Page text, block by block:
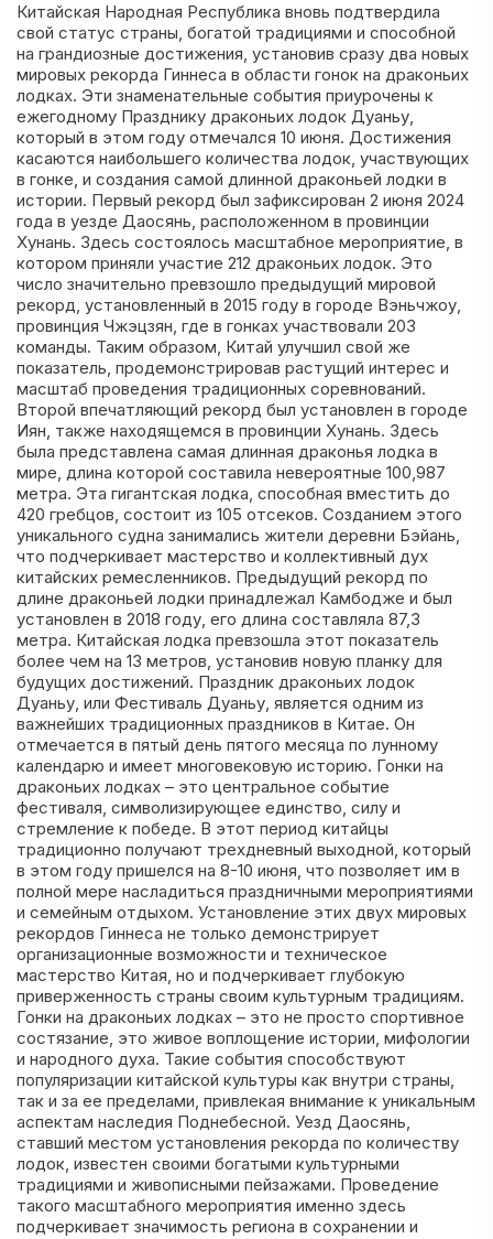
Китайская Народная Республика вновь подтвердила
свой статус страны, богатой традициями и способной
на грандиозные достижения, установив сразу два новых
мировых рекорда Гиннеса в области гонок на драконьих
лодках. Эти знаменательные события приурочены к
ежегодному Празднику драконьих лодок Дуаньу,
который в этом году отмечался 10 июня. Достижения
касаются наибольшего количества лодок, участвующих
в гонке, и создания самой длинной драконьей лодки в
истории. Первый рекорд был зафиксирован 2 июня 2024
года в уезде Даосянь, расположенном в провинции
Хунань. Здесь состоялось масштабное мероприятие, в
котором приняли участие 212 драконьих лодок. Это
число значительно превзошло предыдущий мировой
рекорд, установленный в 2015 году в городе Вэньчжоу,
провинция Чжэцзян, где в гонках участвовали 203
команды. Таким образом, Китай улучшил свой же
показатель, продемонстрировав растущий интерес и
масштаб проведения традиционных соревнований.
Второй впечатляющий рекорд был установлен в городе
Иян, также находящемся в провинции Хунань. Здесь
была представлена самая длинная драконья лодка в
мире, длина которой составила невероятные 100,987
метра. Эта гигантская лодка, способная вместить до
420 гребцов, состоит из 105 отсеков. Созданием этого
уникального судна занимались жители деревни Бэйань,
что подчеркивает мастерство и коллективный дух
китайских ремесленников. Предыдущий рекорд по
длине драконьей лодки принадлежал Камбодже и был
установлен в 2018 году, его длина составляла 87,3
метра. Китайская лодка превзошла этот показатель
более чем на 13 метров, установив новую планку для
будущих достижений. Праздник драконьих лодок
Дуаньу, или Фестиваль Дуаньу, является одним из
важнейших традиционных праздников в Китае. Он
отмечается в пятый день пятого месяца по лунному
календарю и имеет многовековую историю. Гонки на
драконьих лодках – это центральное событие
фестиваля, символизирующее единство, силу и
стремление к победе. В этот период китайцы
традиционно получают трехдневный выходной, который
в этом году пришелся на 8-10 июня, что позволяет им в
полной мере насладиться праздничными мероприятиями
и семейным отдыхом. Установление этих двух мировых
рекордов Гиннеса не только демонстрирует
организационные возможности и техническое
мастерство Китая, но и подчеркивает глубокую
приверженность страны своим культурным традициям.
Гонки на драконьих лодках – это не просто спортивное
состязание, это живое воплощение истории, мифологии
и народного духа. Такие события способствуют
популяризации китайской культуры как внутри страны,
так и за ее пределами, привлекая внимание к уникальным
аспектам наследия Поднебесной. Уезд Даосянь,
ставший местом установления рекорда по количеству
лодок, известен своими богатыми культурными
традициями и живописными пейзажами. Проведение
такого масштабного мероприятия именно здесь
подчеркивает значимость региона в сохранении и